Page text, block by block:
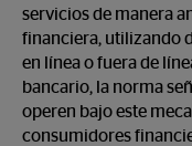
servicios de manera
financiera, utilizando
en línea o fuera de
bancario, la norma
operen bajo este
consumidores